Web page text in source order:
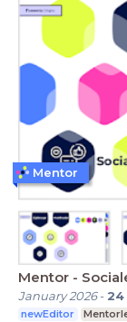
Mentor -
January 2026- 24
newEditor
Mentor